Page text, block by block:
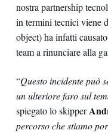
nostra partnership
in termini tecnici viene
object) ha infatti
team a rinunciare alla
“Questo incidente può
un ulteriore faro sul
spiegato lo skipper
percorso che stiamo